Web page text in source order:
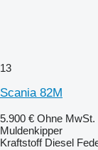
13
Scania 82M
5.900 € Ohne MwSt.
Muldenkipper
Kraftstoff Diesel